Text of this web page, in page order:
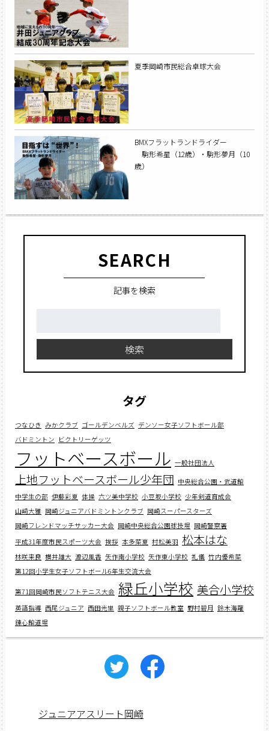
夏季岡崎市民総合卓球大会
BMXフラットランドライダー
駒形希星（12歳）・駒形夢月（10
歳）
SEARCH
記事を検索
検索
タグ
つなひき みかクラブ ゴールデンベルズ デンソー女子ソフトボール部
バドミントン ビクトリーゲッツ
フットベースボール 一般社団法人
上地フットベースボール少年団 中央総合公園・武道館
中学生の部 伊藤彩夏 体操 六ツ美中学校 小豆坂小学校 少年剣道育成会
山﨑大雅 岡崎ジュニアバドミントンクラブ 岡崎スーパースターズ
岡崎フレンドマッチサッカー大会 岡崎中央総合公園球技場 岡崎警察署
平成31年度市民スポーツ大会 挨拶 本多菜夏 村松美羽 松本はな
林咲来良 横井雄大 渡辺風香 矢作南小学校 矢作東小学校 礼儀 竹内優希菜
第12回小学生女子ソフトボール6年生交流大会
第71回岡崎市民ソフトテニス大会 緑丘小学校 美合小学校
英語指導 西尾ジュニア 西田光里 親子ソフトボール教室 野村碧月 鈴木海羅
錬心館道場
ジュニアアスリート岡崎